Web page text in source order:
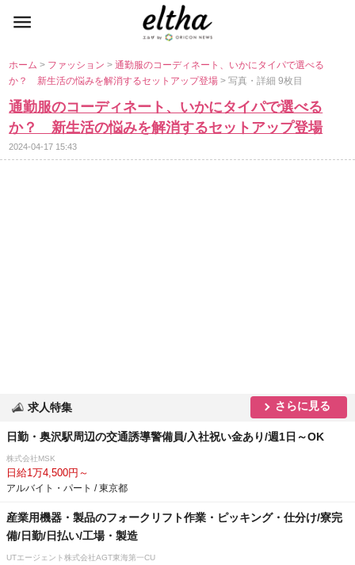
ホーム> ファッション>通勤服のコーディネート、いかにタイパで選べる
か？ 新生活の悩みを解消するセットアップ登場> 写真・詳細 9枚目
通勤服のコーディネート、いかにタイパで選べる
か？ 新生活の悩みを解消するセットアップ登場
2024-04-17 15:43
求人特集 さらに見る
日勤・奥沢駅周辺の交通誘導警備員/入社祝い金あり/週1日～OK
株式会社MSK
日給1万4,500円～
アルバイト・パート / 東京都
産業用機器・製品のフォークリフト作業・ピッキング・仕分け/寮完
備/日勤/日払い/工場・製造
UTエージェント株式会社AGT東海第一CU